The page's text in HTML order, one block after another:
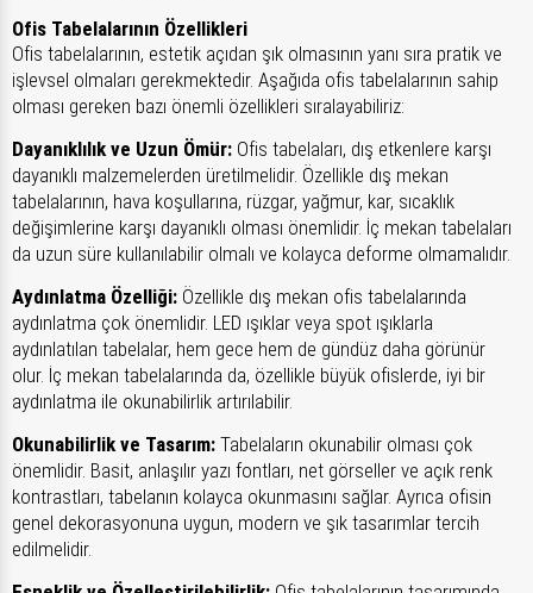
Ofis Tabelalarının Özellikleri
Ofis tabelalarının, estetik açıdan şık olmasının yanı sıra pratik ve
işlevsel olmaları gerekmektedir. Aşağıda ofis tabelalarının sahip
olması gereken bazı önemli özellikleri sıralayabiliriz:
Dayanıklılık ve Uzun Ömür: Ofis tabelaları, dış etkenlere karşı
dayanıklı malzemelerden üretilmelidir. Özellikle dış mekan
tabelalarının, hava koşullarına, rüzgar, yağmur, kar, sıcaklık
değişimlerine karşı dayanıklı olması önemlidir. İç mekan tabelaları
da uzun süre kullanılabilir olmalı ve kolayca deforme olmamalıdır.
Aydınlatma Özelliği: Özellikle dış mekan ofis tabelalarında
aydınlatma çok önemlidir. LED ışıklar veya spot ışıklarla
aydınlatılan tabelalar, hem gece hem de gündüz daha görünür
olur. İç mekan tabelalarında da, özellikle büyük ofislerde, iyi bir
aydınlatma ile okunabilirlik artırılabilir.
Okunabilirlik ve Tasarım: Tabelaların okunabilir olması çok
önemlidir. Basit, anlaşılır yazı fontları, net görseller ve açık renk
kontrastları, tabelanın kolayca okunmasını sağlar. Ayrıca ofisin
genel dekorasyonuna uygun, modern ve şık tasarımlar tercih
edilmelidir.